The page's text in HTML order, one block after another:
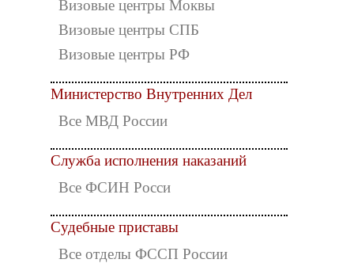
Визовые центры Моквы
Визовые центры СПБ
Визовые центры РФ
Министерство Внутренних Дел
Все МВД России
Служба исполнения наказаний
Все ФСИН Росси
Судебные приставы
Все отделы ФССП России